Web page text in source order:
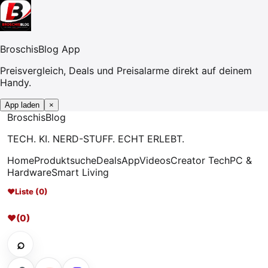
BroschisBlog App
Preisvergleich, Deals und Preisalarme direkt auf deinem
Handy.
App laden ×
BroschisBlog
TECH. KI. NERD-STUFF. ECHT ERLEBT.
HomeProduktsucheDealsAppVideosCreator TechPC &
HardwareSmart Living
♥Liste (0)
♥(0)
⌕